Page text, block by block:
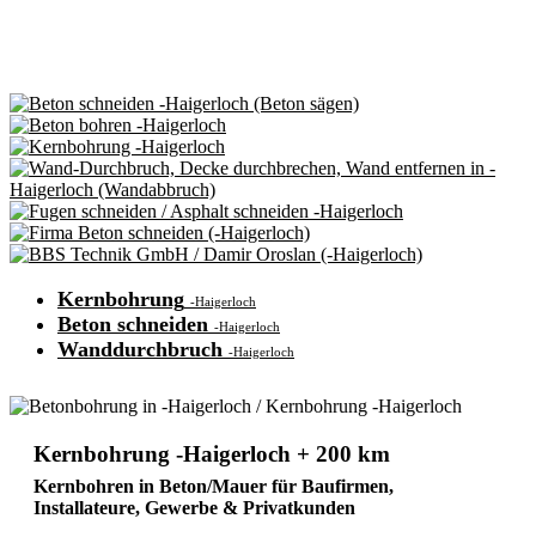
Kernbohrung -Haigerloch
Beton schneiden -Haigerloch
Wanddurchbruch -Haigerloch
Kernbohrung -Haigerloch + 200 km
Kernbohren in Beton/Mauer für Baufirmen,
Installateure, Gewerbe & Privatkunden